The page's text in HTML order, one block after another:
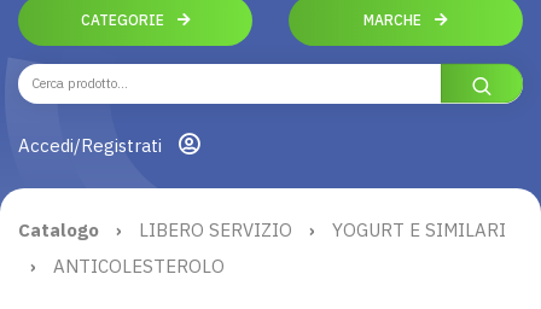
CATEGORIE MARCHE
Accedi/Registrati
Catalogo › LIBERO SERVIZIO ›
YOGURT E SIMILARI
›
ANTICOLESTEROLO